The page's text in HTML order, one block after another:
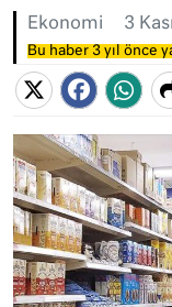
Ekonomi 3
Bu haber 3 yıl önce